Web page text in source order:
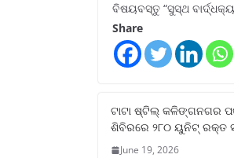
ବିଷୟବସ୍ତୁ “ସୁସ୍ଥ ବାର୍ଦ୍ଧକ୍ୟ
Share
ଟାଟା ଷ୍ଟିଲ୍‌ କଳିଙ୍ଗନଗର
ଶିବିରରେ ୨୮୦ ୟୁନିଟ୍‌ ରକ୍ତ
June 19, 2026